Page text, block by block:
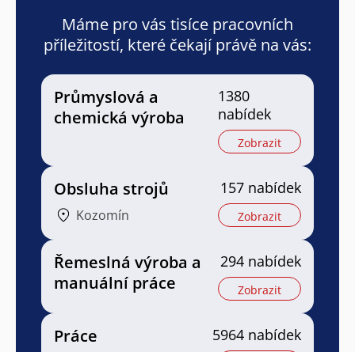
Máme pro vás tisíce pracovních
příležitostí, které čekají právě na vás:
Průmyslová a
chemická výroba
1380
nabídek
Zobrazit
Obsluha strojů
Kozomín
157 nabídek
Zobrazit
Řemeslná výroba a
manuální práce
294 nabídek
Zobrazit
Práce 5964 nabídek